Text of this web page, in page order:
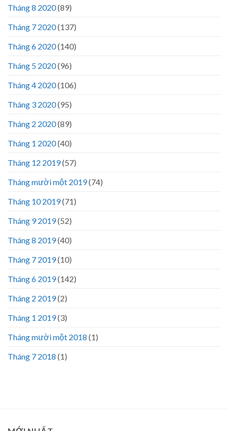
Tháng 8 2020(89)
Tháng 7 2020(137)
Tháng 6 2020(140)
Tháng 5 2020(96)
Tháng 4 2020(106)
Tháng 3 2020(95)
Tháng 2 2020(89)
Tháng 1 2020(40)
Tháng 12 2019(57)
Tháng mười một 2019(74)
Tháng 10 2019(71)
Tháng 9 2019(52)
Tháng 8 2019(40)
Tháng 7 2019(10)
Tháng 6 2019(142)
Tháng 2 2019(2)
Tháng 1 2019(3)
Tháng mười một 2018 (1)
Tháng 7 2018 (1)